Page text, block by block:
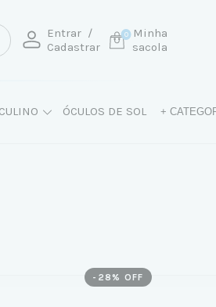
Entrar /
Cadastrar
Minha
sacola
0
ÓCULOS DE SOL +
- 28 % OFF